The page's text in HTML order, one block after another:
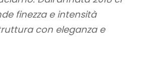
finezza e intensità
con eleganza e